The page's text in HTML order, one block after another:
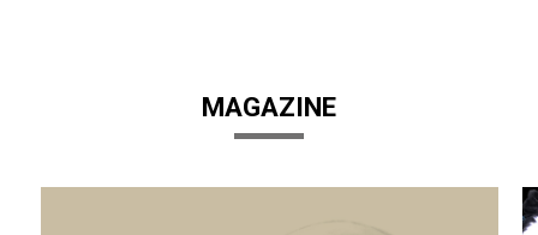
MAGAZINE